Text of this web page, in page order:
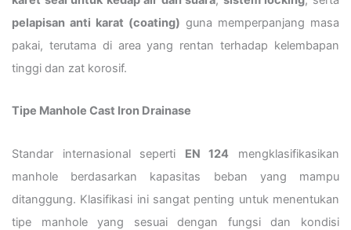
pelapisan anti karat (coating) guna memperpanjang masa
pakai, terutama di area yang rentan terhadap kelembapan
tinggi dan zat korosif.
Tipe Manhole Cast Iron Drainase
Standar internasional seperti EN 124 mengklasifikasikan
manhole berdasarkan kapasitas beban yang mampu
ditanggung. Klasifikasi ini sangat penting untuk menentukan
tipe manhole yang sesuai dengan fungsi dan kondisi